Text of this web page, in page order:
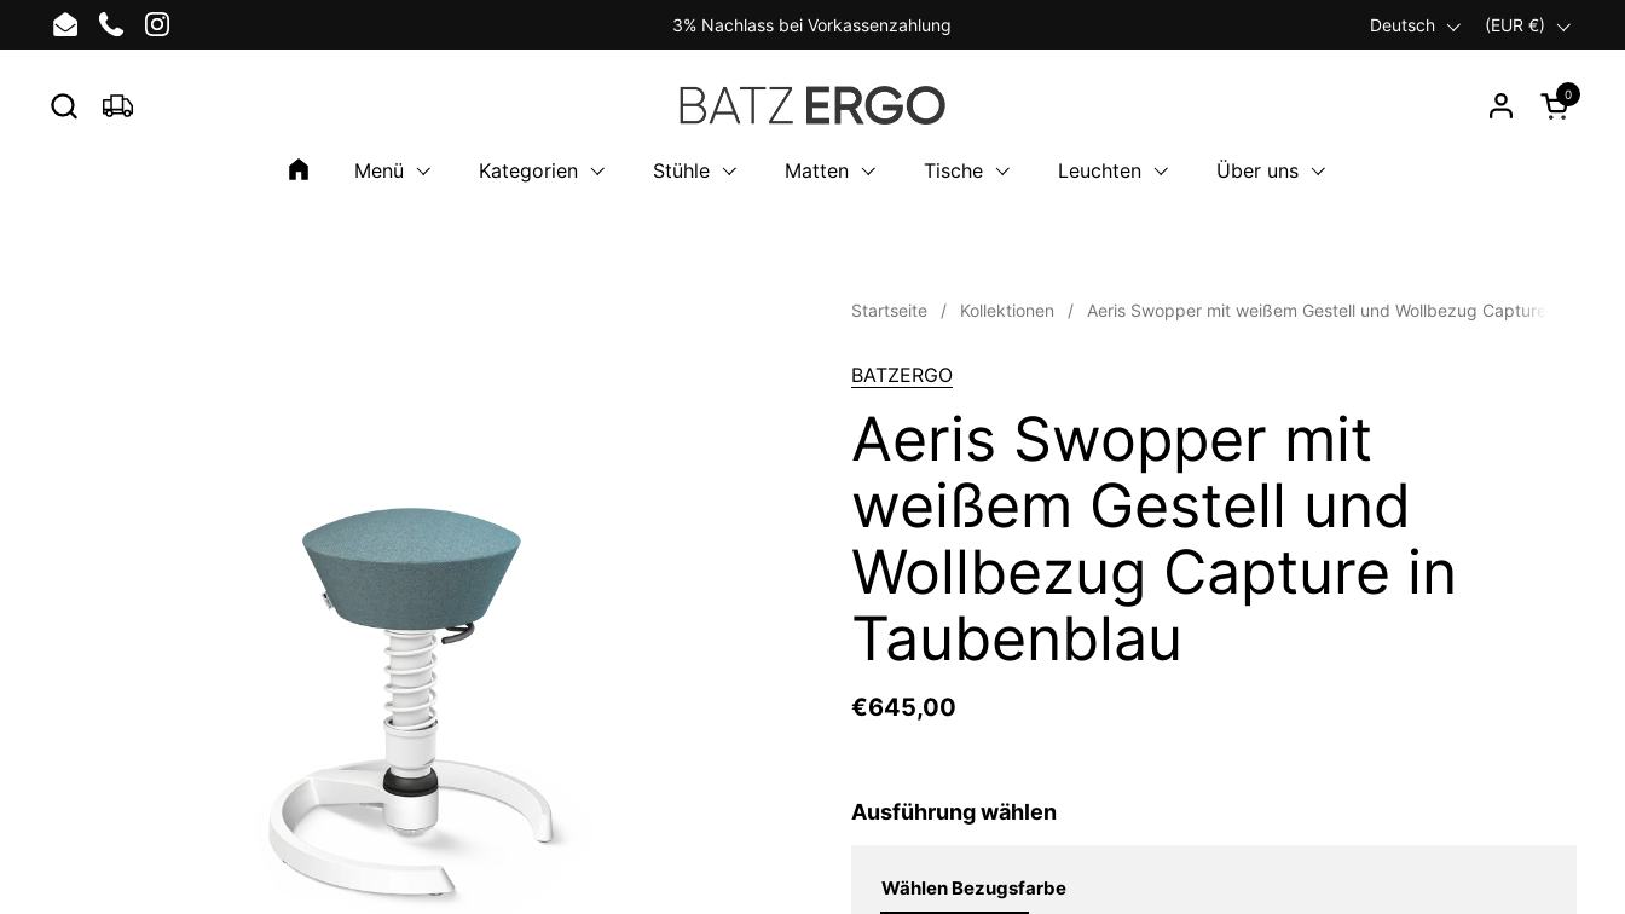
Zum Inhalt springen
EmailPhoneInstagram
3% Nachlass bei Vorkassenzahlung Sprache
Deutsch Land/Region
(EUR €)
0
Menü Kategorien Stühle Matten Tische Leuchten Über uns
Startseite / Kollektionen / Aeris Swopper mit weißem Gestell und Wollbezug Capture in
BATZERGO
Aeris Swopper mit
weißem Gestell und
Wollbezug Capture in
Taubenblau
€645,00
Ausführung wählen
Wählen Bezugsfarbe